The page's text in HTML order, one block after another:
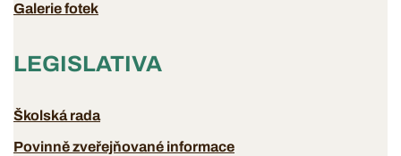
Galerie fotek
LEGISLATIVA
Školská rada
Povinně zveřejňované informace